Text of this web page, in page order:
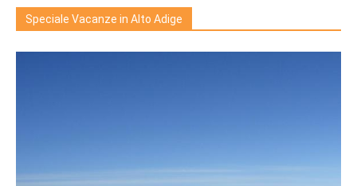
Speciale Vacanze in Alto Adige